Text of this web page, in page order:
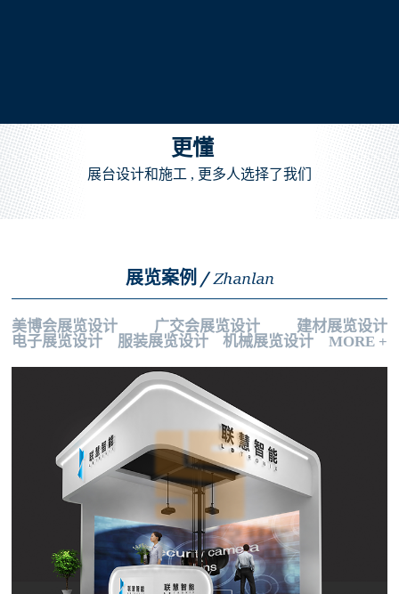
更懂
展台设计和施工 , 更多人选择了我们
展览案例 /Zhanlan
美博会展览设计 广交会展览设计
建材展览设计
电子展览设计
服装展览设计 机械展览设计 MORE +